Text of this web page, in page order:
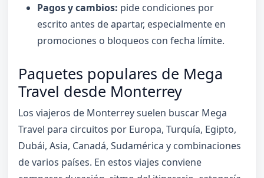
Pagos y cambios: pide condiciones por
escrito antes de apartar, especialmente en
promociones o bloqueos con fecha límite.
Paquetes populares de Mega
Travel desde Monterrey
Los viajeros de Monterrey suelen buscar Mega
Travel para circuitos por Europa, Turquía, Egipto,
Dubái, Asia, Canadá, Sudamérica y combinaciones
de varios países. En estos viajes conviene